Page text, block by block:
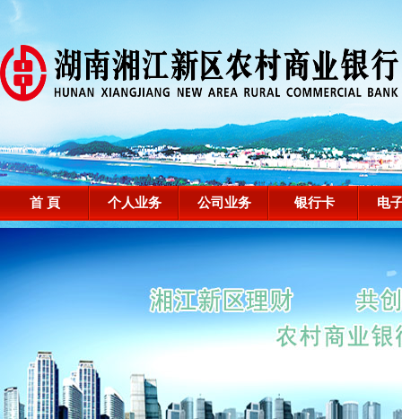
首 頁 个人业务 公司业务 银行卡 电